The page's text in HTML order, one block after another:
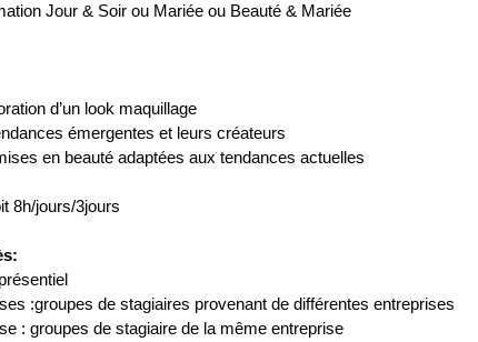
Jour & Soir ou Mariée ou Beauté & Mariée
d’un look maquillage
émergentes et leurs créateurs
en beauté adaptées aux tendances actuelles
8h/jours/3jours
:groupes de stagiaires provenant de différentes entreprises
: groupes de stagiaire de la même entreprise